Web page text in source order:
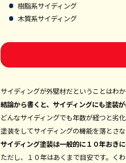
樹脂系サイディング
木質系サイディング
サイディングが外壁材だということはわ
結論から書くと、サイディングにも塗装が
どんなサイディングでも年数が経つと劣
塗装をしてサイディングの機能を落とさ
サイディング塗装は一般的に１０年おき
ただし、１０年はあくまで目安です。く